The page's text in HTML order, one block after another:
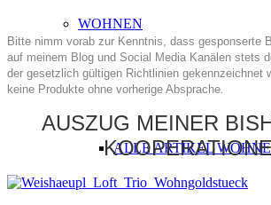
WOHNEN
ALLE ARTIKEL
Bitte nimm vorab zur Kenntnis, dass gesponserte
auf meinem Blog und Social Media Kanälen stets
der gesetzlich gültigen Richtlinien gekennzeichnet
keine Produkte ohne vorherige Absprache
AUSZUG MEINER